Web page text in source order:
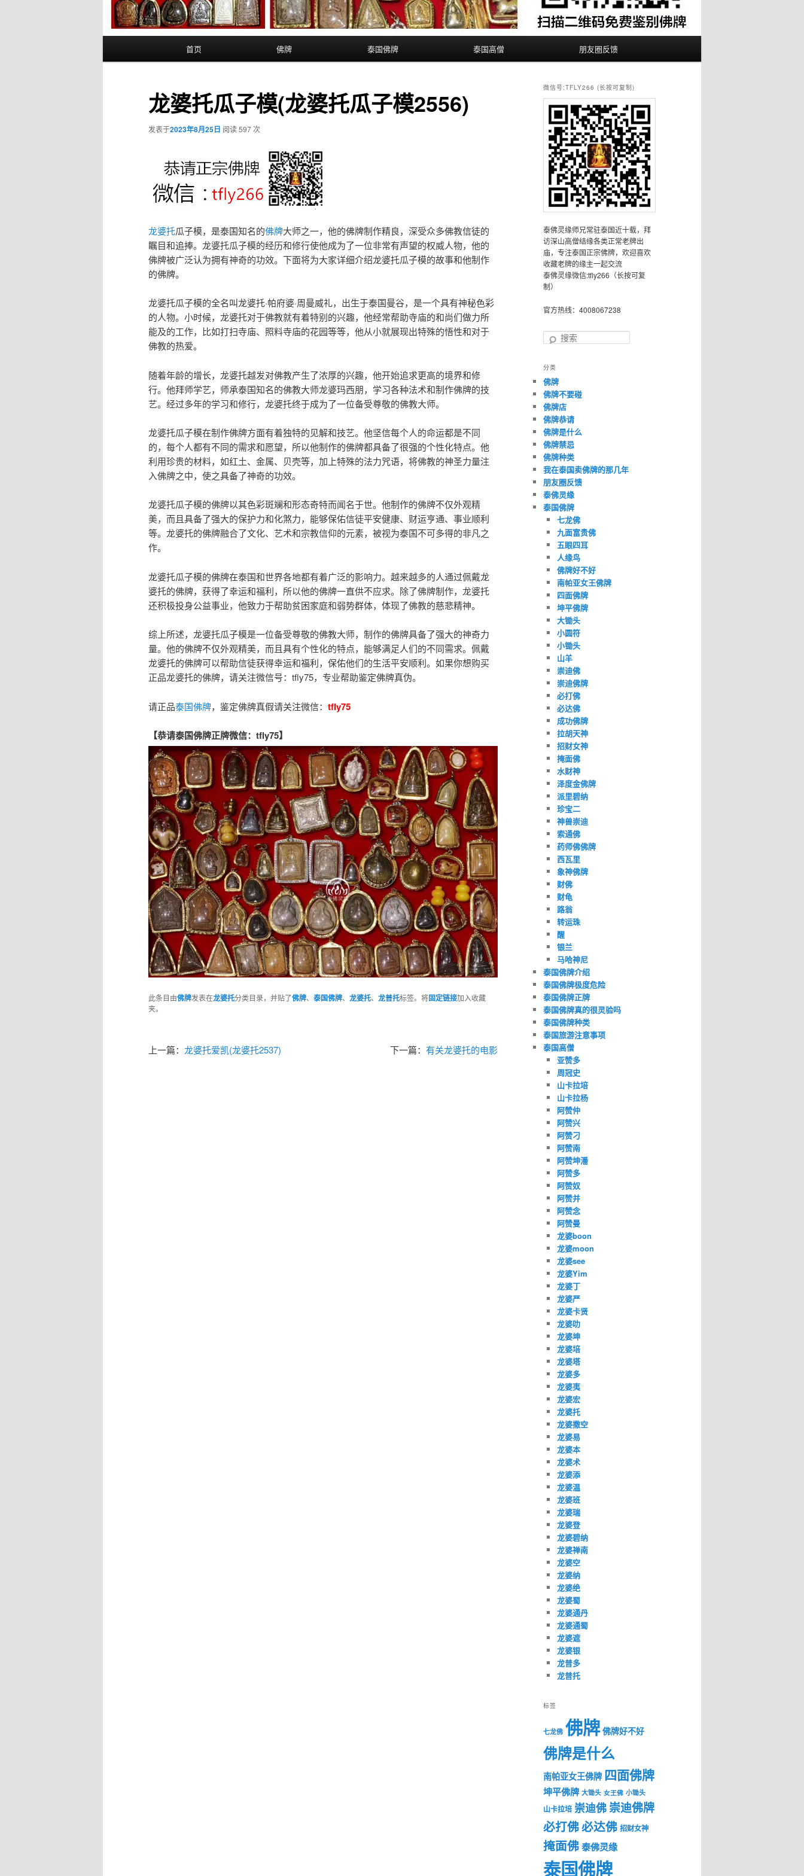
首页 佛牌 泰国佛牌 泰国高僧 朋友圈反馈
龙婆托瓜子模(龙婆托瓜子模2556)
发表于2023年8月25日 阅读 597 次
龙婆托瓜子模，是泰国知名的佛牌大师之一，他的佛牌制作精良，深受众多佛教信徒的
瞩目和追捧。龙婆托瓜子模的经历和修行使他成为了一位非常有声望的权威人物，他的
佛牌被广泛认为拥有神奇的功效。下面将为大家详细介绍龙婆托瓜子模的故事和他制作
的佛牌。
龙婆托瓜子模的全名叫龙婆托·帕府婆·周曼威礼，出生于泰国曼谷，是一个具有神秘色彩
的人物。小时候，龙婆托对于佛教就有着特别的兴趣，他经常帮助寺庙的和尚们做力所
能及的工作，比如打扫寺庙、照料寺庙的花园等等，他从小就展现出特殊的悟性和对于
佛教的热爱。
随着年龄的增长，龙婆托越发对佛教产生了浓厚的兴趣，他开始追求更高的境界和修
行。他拜师学艺，师承泰国知名的佛教大师龙婆玛西朋，学习各种法术和制作佛牌的技
艺。经过多年的学习和修行，龙婆托终于成为了一位备受尊敬的佛教大师。
龙婆托瓜子模在制作佛牌方面有着独特的见解和技艺。他坚信每个人的命运都是不同
的，每个人都有不同的需求和愿望，所以他制作的佛牌都具备了很强的个性化特点。他
利用珍贵的材料，如红土、金属、贝壳等，加上特殊的法力咒语，将佛教的神圣力量注
入佛牌之中，使之具备了神奇的功效。
龙婆托瓜子模的佛牌以其色彩斑斓和形态奇特而闻名于世。他制作的佛牌不仅外观精
美，而且具备了强大的保护力和化煞力，能够保佑信徒平安健康、财运亨通、事业顺利
等。龙婆托的佛牌融合了文化、艺术和宗教信仰的元素，被视为泰国不可多得的非凡之
作。
龙婆托瓜子模的佛牌在泰国和世界各地都有着广泛的影响力。越来越多的人通过佩戴龙
婆托的佛牌，获得了幸运和福利，所以他的佛牌一直供不应求。除了佛牌制作，龙婆托
还积极投身公益事业，他致力于帮助贫困家庭和弱势群体，体现了佛教的慈悲精神。
综上所述，龙婆托瓜子模是一位备受尊敬的佛教大师，制作的佛牌具备了强大的神奇力
量。他的佛牌不仅外观精美，而且具有个性化的特点，能够满足人们的不同需求。佩戴
龙婆托的佛牌可以帮助信徒获得幸运和福利，保佑他们的生活平安顺利。如果你想购买
正品龙婆托的佛牌，请关注微信号：tfly75，专业帮助鉴定佛牌真伪。
请正品泰国佛牌，鉴定佛牌真假请关注微信： tfly75
【恭请泰国佛牌正牌微信：tfly75】
此条目由佛牌发表在龙婆托分类目录，并贴了佛牌、 泰国佛牌、 龙婆托、 龙普托标签。将固定链接加入收藏
夹。
上一篇： 龙婆托爱凯(龙婆托2537) 下一篇： 有关龙婆托的电影
微信号:TFLY266 (长按可复制)
泰佛灵缘师兄常驻泰国近十载，拜
访深山高僧结缘各类正常老牌出
庙，专注泰国正宗佛牌，欢迎喜欢
收藏老牌的缘主一起交流
泰佛灵缘微信:tfly266（长按可复
制）
官方热线：4008067238
搜
分类
佛牌
佛牌不要碰
佛牌店
佛牌恭请
佛牌是什么
佛牌禁忌
佛牌种类
我在泰国卖佛牌的那几年
朋友圈反馈
泰佛灵缘
泰国佛牌
七龙佛
九面富贵佛
五眼四耳
人缘鸟
佛牌好不好
南帕亚女王佛牌
四面佛牌
坤平佛牌
大锄头
小圆符
小锄头
山羊
崇迪佛
崇迪佛牌
必打佛
必达佛
成功佛牌
拉胡天神
招财女神
掩面佛
水财神
泽度金佛牌
派里碧纳
珍宝二
神兽崇迪
索通佛
药师佛佛牌
西瓦里
象神佛牌
财佛
财龟
路翁
转运珠
醒
银兰
马哈神尼
泰国佛牌介绍
泰国佛牌极度危险
泰国佛牌正牌
泰国佛牌真的很灵验吗
泰国佛牌种类
泰国旅游注意事项
泰国高僧
亚赞多
周冠史
山卡拉培
山卡拉杨
阿赞仲
阿赞兴
阿赞刁
阿赞南
阿赞坤潘
阿赞多
阿赞奴
阿赞并
阿赞念
阿赞曼
龙婆boon
龙婆moon
龙婆see
龙婆Yim
龙婆丁
龙婆严
龙婆卡贤
龙婆叻
龙婆坤
龙婆培
龙婆塔
龙婆多
龙婆夷
龙婆宏
龙婆托
龙婆撒空
龙婆易
龙婆本
龙婆术
龙婆添
龙婆温
龙婆班
龙婆瑞
龙婆登
龙婆碧纳
龙婆禅南
龙婆空
龙婆纳
龙婆绝
龙婆蜀
龙婆通丹
龙婆通蜀
龙婆遮
龙婆银
龙普多
龙普托
标签
七龙佛 佛牌 佛牌好不好
佛牌是什么
南帕亚女王佛牌 四面佛牌
坤平佛牌 大锄头 女王佛 小锄头
山卡拉培 崇迪佛崇迪佛牌
必打佛必达佛 招财女神
掩面佛泰佛灵缘
泰国佛牌